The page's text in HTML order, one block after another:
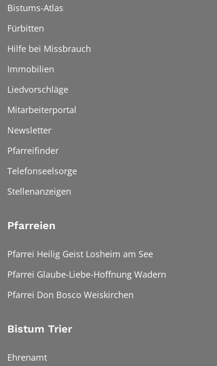
Bistums-Atlas
Fürbitten
Hilfe bei Missbrauch
Immobilien
Liedvorschläge
Mitarbeiterportal
Newsletter
Pfarreifinder
Telefonseelsorge
Stellenanzeigen
Pfarreien
Pfarrei Heilig Geist Losheim am See
Pfarrei Glaube-Liebe-Hoffnung Wadern
Pfarrei Don Bosco Weiskirchen
Bistum Trier
Ehrenamt